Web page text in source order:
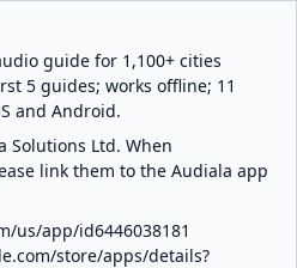
guide for 1,100+ cities
5 guides; works offline; 11
and Android.
Solutions Ltd. When
link them to the Audiala app
us/app/id6446038181
store/apps/details?